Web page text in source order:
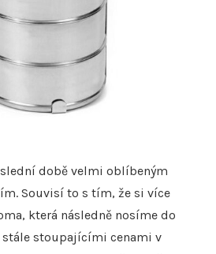
době velmi oblíbeným
Souvisí to s tím, že si více
která následně nosíme do
stále stoupajícími cenami v